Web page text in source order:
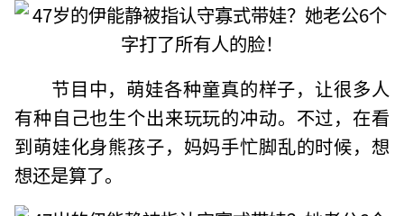
节目中，萌娃各种童真的样子，让很多人
有种自己也生个出来玩玩的冲动。不过，在看
到萌娃化身熊孩子，妈妈手忙脚乱的时候，想
想还是算了。